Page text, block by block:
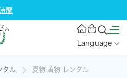
間
Language
タル 夏物 着物 レンタル